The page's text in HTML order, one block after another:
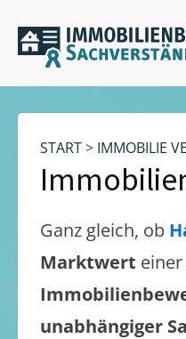
START> IMMOBILIE
Ganz gleich, ob
Marktwert
unabhängiger